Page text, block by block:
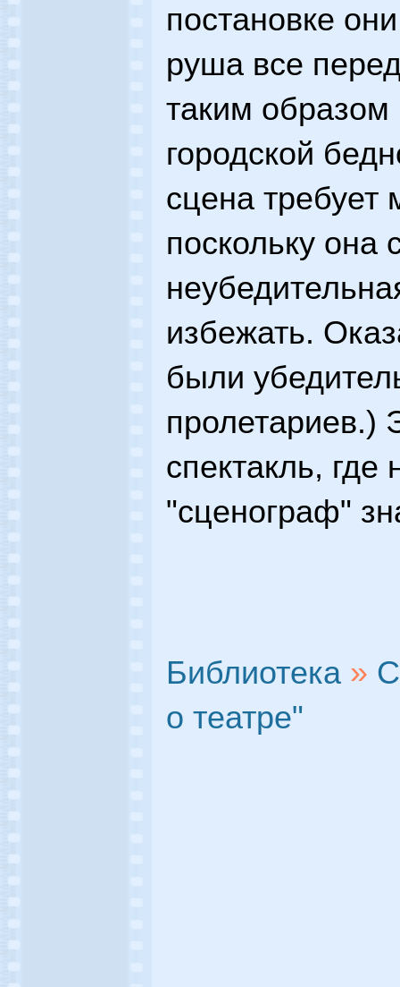
постановке
руша все
таким образом
городской
сцена требует
поскольку она
избежать.
были
пролетариев.)
спектакль,
"сценограф"
Библиотека »
о театре"